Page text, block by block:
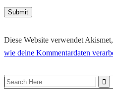
Diese Website verwendet
wie deine Kommentardaten